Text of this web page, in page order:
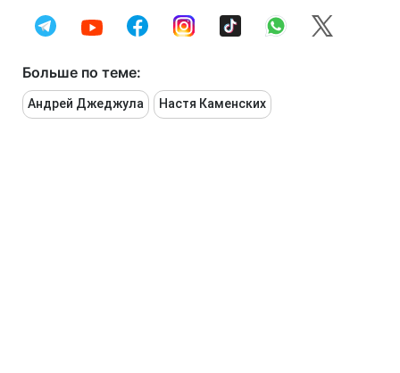
Больше по теме:
Андрей Джеджула Настя Каменских